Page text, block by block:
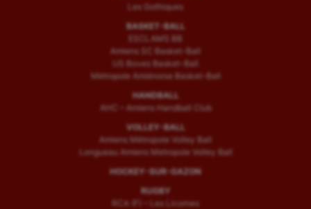
Les Gothiques
BASKET-BALL
ESCLAMS BB
Amiens SC Basket-Ball
US Boves Basket-Ball
Métropole Amiénoise Basket-Ball
HANDBALL
AHC – Amiens Handball Club
VOLLEY-BALL
Amiens Métropole Volley Ball
Longueau Amiens Metropole Volley Ball
HOCKEY-SUR-GAZON
RUGBY
RCA (F) – Les Licornes